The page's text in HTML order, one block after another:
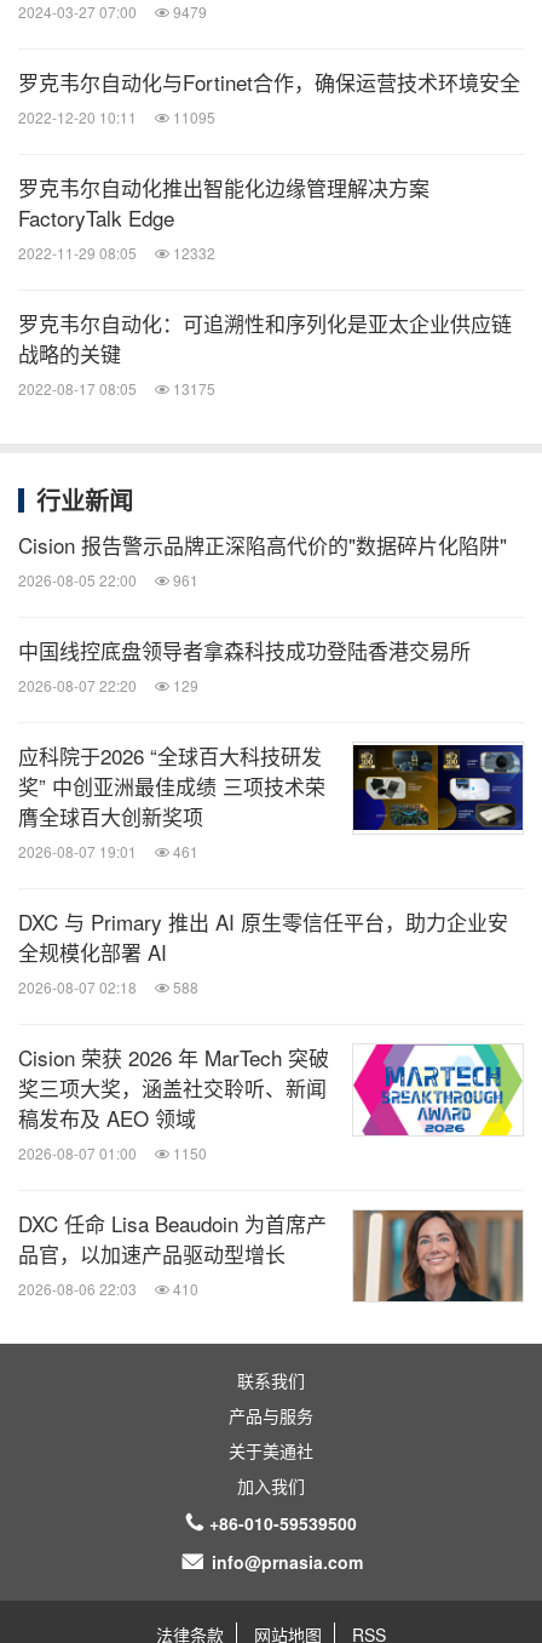
2024-03-27 07:00 9479
罗克韦尔自动化与Fortinet合作，确保运营技术环境安全
2022-12-20 10:11 11095
罗克韦尔自动化推出智能化边缘管理解决方案
FactoryTalk Edge
2022-11-29 08:05 12332
罗克韦尔自动化：可追溯性和序列化是亚太企业供应链
战略的关键
2022-08-17 08:05 13175
行业新闻
Cision 报告警示品牌正深陷高代价的"数据碎片化陷阱"
2026-08-05 22:00 961
中国线控底盘领导者拿森科技成功登陆香港交易所
2026-08-07 22:20 129
应科院于2026 “全球百大科技研发
奖” 中创亚洲最佳成绩 三项技术荣
膺全球百大创新奖项
2026-08-07 19:01 461
DXC 与 Primary 推出 AI 原生零信任平台，助力企业安
全规模化部署 AI
2026-08-07 02:18 588
Cision 荣获 2026 年 MarTech 突破
奖三项大奖，涵盖社交聆听、新闻
稿发布及 AEO 领域
2026-08-07 01:00 1150
DXC 任命 Lisa Beaudoin 为首席产
品官，以加速产品驱动型增长
2026-08-06 22:03 410
联系我们
产品与服务
关于美通社
加入我们
+86-010-59539500
info@prnasia.com
法律条款 网站地图 RSS